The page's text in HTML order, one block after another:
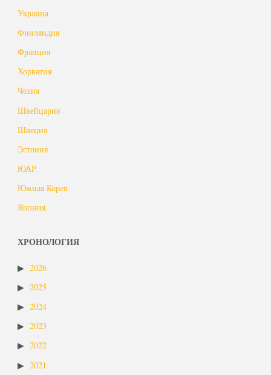
Украина
Финляндия
Франция
Хорватия
Чехия
Швейцария
Швеция
Эстония
ЮАР
Южная Корея
Япония
ХРОНОЛОГИЯ
2026
2025
2024
2023
2022
2021